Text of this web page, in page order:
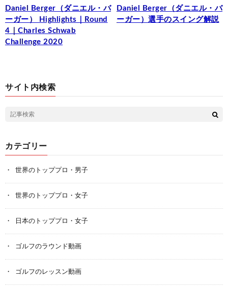
Daniel Berger（ダニエル・バ
ーガー） Highlights｜Round
4｜Charles Schwab
Challenge 2020
Daniel Berger（ダニエル・バ
ーガー）選手のスイング解説
サイト内検索
カテゴリー
世界のトッププロ・男子
世界のトッププロ・女子
日本のトッププロ・女子
ゴルフのラウンド動画
ゴルフのレッスン動画